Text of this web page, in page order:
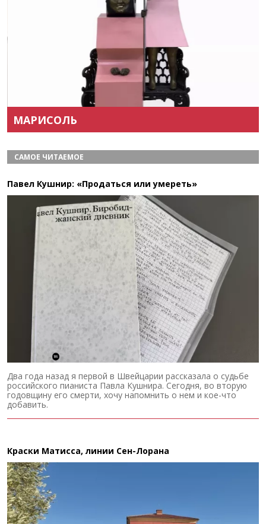
МАРИСОЛЬ
САМОЕ ЧИТАЕМОЕ
Павел Кушнир: «Продаться или умереть»
Два года назад я первой в Швейцарии рассказала о судьбе
российского пианиста Павла Кушнира. Сегодня, во вторую
годовщину его смерти, хочу напомнить о нем и кое-что
добавить.
Краски Матисса, линии Сен-Лорана